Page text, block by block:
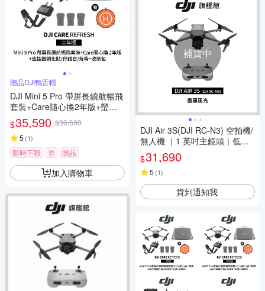
贈品DJI鴨舌帽
DJI Mini 5 Pro 帶屏長續航暢飛
套裝+Care隨心換2年版+螢幕
遙控器鋼化貼+遙控器保護套
+遙控器背帶+12030148 收納
包 (聯強公司貨)
$35,590 $36,690
5 (1)
限時下殺 券 贈品
加入購物車
補貨中
DJI Air 3S(DJI RC-N3) 空拍機/
無人機 ｜1 英吋主鏡頭｜低光
全向避障
$31,690
5 (1)
貨到通知我